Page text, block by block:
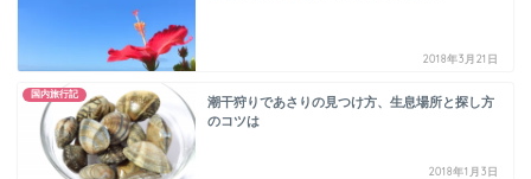
2018年3月21日
国内旅行記
潮干狩りであさりの見つけ方、生息場所と探し方
のコツは
2018年1月3日